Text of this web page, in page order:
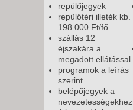
repülőjegyek
repülőtéri illeték kb.
198 000 Ft/fő
szállás 12
éjszakára a
megadott ellátással
programok a leírás
szerint
belépőjegyek a
nevezetességekhez